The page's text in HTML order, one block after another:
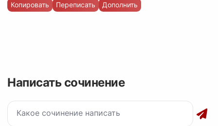
Копировать Переписать Дополнить
Написать сочинение